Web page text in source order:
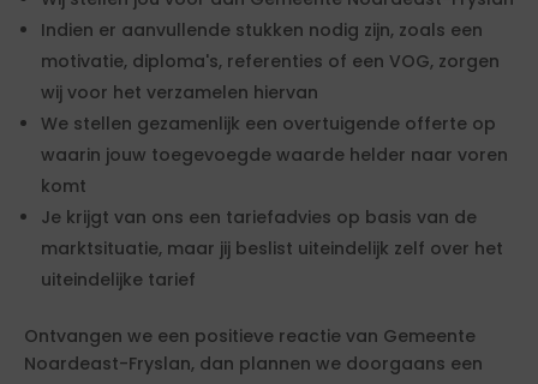
Indien er aanvullende stukken nodig zijn, zoals een
motivatie, diploma's, referenties of een VOG, zorgen
wij voor het verzamelen hiervan
We stellen gezamenlijk een overtuigende offerte op
waarin jouw toegevoegde waarde helder naar voren
komt
Je krijgt van ons een tariefadvies op basis van de
marktsituatie, maar jij beslist uiteindelijk zelf over het
uiteindelijke tarief
Ontvangen we een positieve reactie van Gemeente
Noardeast-Fryslan, dan plannen we doorgaans een